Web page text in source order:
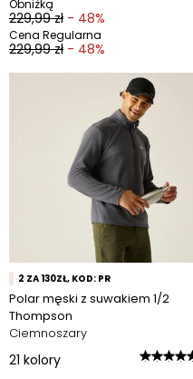
Obniżką
229,99 zł - 48%
Cena Regularna
229,99 zł - 48%
2 ZA 130ZŁ, KOD: PR
Polar męski z suwakiem 1/2
Thompson
Ciemnoszary
21 kolory